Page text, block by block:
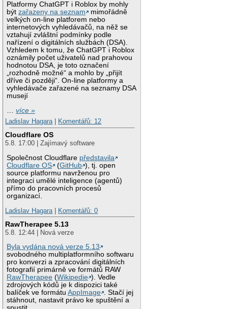
Platformy ChatGPT i Roblox by mohly
býtzařazeny na seznam
mimořádně
velkých on-line platforem nebo
internetových vyhledávačů, na něž se
vztahují zvláštní podmínky podle
nařízení o digitálních službách (DSA).
Vzhledem k tomu, že ChatGPT i Roblox
oznámily počet uživatelů nad prahovou
hodnotou DSA, je toto označení
„rozhodně možné“ a mohlo by „přijít
dříve či později“. On-line platformy a
vyhledávače zařazené na seznamy DSA
musejí
…více »
Ladislav Hagara| Komentářů: 12
Cloudflare OS
5.8. 17:00 | Zajímavý software
Společnost Cloudflare představila
Cloudflare OS
(GitHub ), tj. open
source platformu navrženou pro
integraci umělé inteligence (agentů)
přímo do pracovních procesů
organizací.
Ladislav Hagara| Komentářů: 0
RawTherapee 5.13
5.8. 12:44 | Nová verze
Byla vydána nová verze 5.13
svobodného multiplatformního softwaru
pro konverzi a zpracování digitálních
fotografií primárně ve formátů RAW
RawTherapee (Wikipedie ). Vedle
zdrojových kódů je k dispozici také
balíček ve formátuAppImage . Stačí jej
stáhnout, nastavit právo ke spuštění a